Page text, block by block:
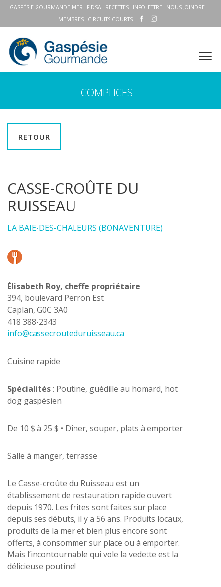
GASPÉSIE GOURMANDE MER FIDSA RECETTES INFOLETTRE
NOUS JOINDRE
MEMBRES
CIRCUITS COURTS
COMPLICES
RETOUR
CASSE-CROÛTE DU
RUISSEAU
LA BAIE-DES-CHALEURS (BONAVENTURE)
Élisabeth Roy, cheffe propriétaire
394, boulevard Perron Est
Caplan, G0C 3A0
418 388-2343
info@cassecrouteduruisseau.ca
Cuisine rapide
Spécialités: Poutine, guédille au homard, hot
dog gaspésien
De 10 $ à 25 $ • Dîner, souper, plats à emporter
Salle à manger, terrasse
Le Casse-croûte du Ruisseau est un
établissement de restauration rapide ouvert
depuis 1970. Les frites sont faites sur place
depuis ses débuts, il y a 56 ans. Produits locaux,
produits de la mer et bien plus encore sont
offerts, à consommer sur place ou à emporter.
Mais l’incontournable qui vole la vedette est la
délicieuse poutine!